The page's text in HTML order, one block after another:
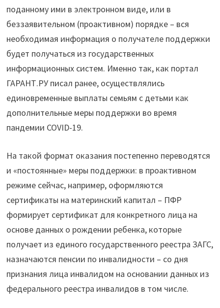
поданному ими в электронном виде, или в
беззаявительном (проактивном) порядке – вся
необходимая информация о получателе поддержки
будет получаться из государственных
информационных систем. Именно так, как портал
ГАРАНТ.РУ писал ранее, осуществлялись
единовременные выплаты семьям с детьми как
дополнительные меры поддержки во время
пандемии COVID-19.
На такой формат оказания постепенно переводятся
и «постоянные» меры поддержки: в проактивном
режиме сейчас, например, оформляются
сертификаты на материнский капитал – ПФР
формирует сертификат для конкретного лица на
основе данных о рождении ребенка, которые
получает из единого государственного реестра ЗАГС,
назначаются пенсии по инвалидности – со дня
признания лица инвалидом на основании данных из
федерального реестра инвалидов в том числе.